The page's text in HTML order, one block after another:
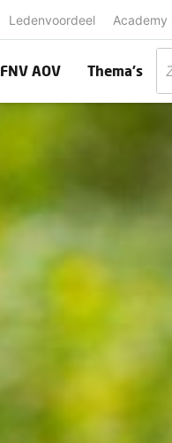
Ledenvoordeel Academy
FNV AOV Thema's